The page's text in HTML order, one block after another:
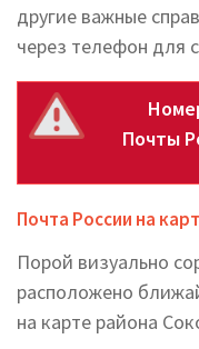
другие важные
через телефон для
Почты
Почта России на
Порой визуально
расположено
на карте района